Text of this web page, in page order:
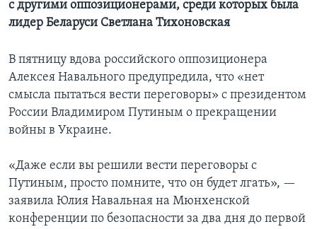
с другими оппозиционерами, среди которых была
лидер Беларуси Светлана Тихоновская
В пятницу вдова российского оппозиционера
Алексея Навального предупредила, что «нет
смысла пытаться вести переговоры» с президентом
России Владимиром Путиным о прекращении
войны в Украине.
«Даже если вы решили вести переговоры с
Путиным, просто помните, что он будет лгать», —
заявила Юлия Навальная на Мюнхенской
конференции по безопасности за два дня до первой